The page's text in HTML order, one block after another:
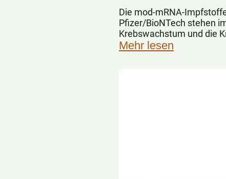
Die mod-mRNA-
Pfizer/BioNTech stehen
Krebswachstum und die
fördern.
Mehr lesen